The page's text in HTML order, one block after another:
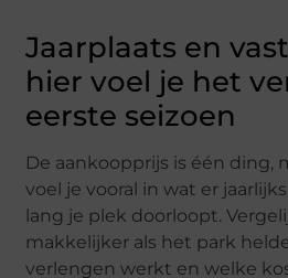
Jaarplaats en
hier voel je het
eerste seizoen
De aankoopprijs is één ding,
voel je vooral in wat er
lang je plek doorloopt.
makkelijker als het park
verlengen werkt en welke